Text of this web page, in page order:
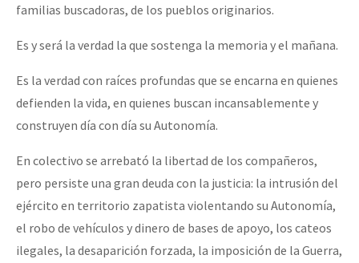
familias buscadoras, de los pueblos originarios.
Es y será la verdad la que sostenga la memoria y el mañana.
Es la verdad con raíces profundas que se encarna en quienes
defienden la vida, en quienes buscan incansablemente y
construyen día con día su Autonomía.
En colectivo se arrebató la libertad de los compañeros,
pero persiste una gran deuda con la justicia: la intrusión del
ejército en territorio zapatista violentando su Autonomía,
el robo de vehículos y dinero de bases de apoyo, los cateos
ilegales, la desaparición forzada, la imposición de la Guerra,